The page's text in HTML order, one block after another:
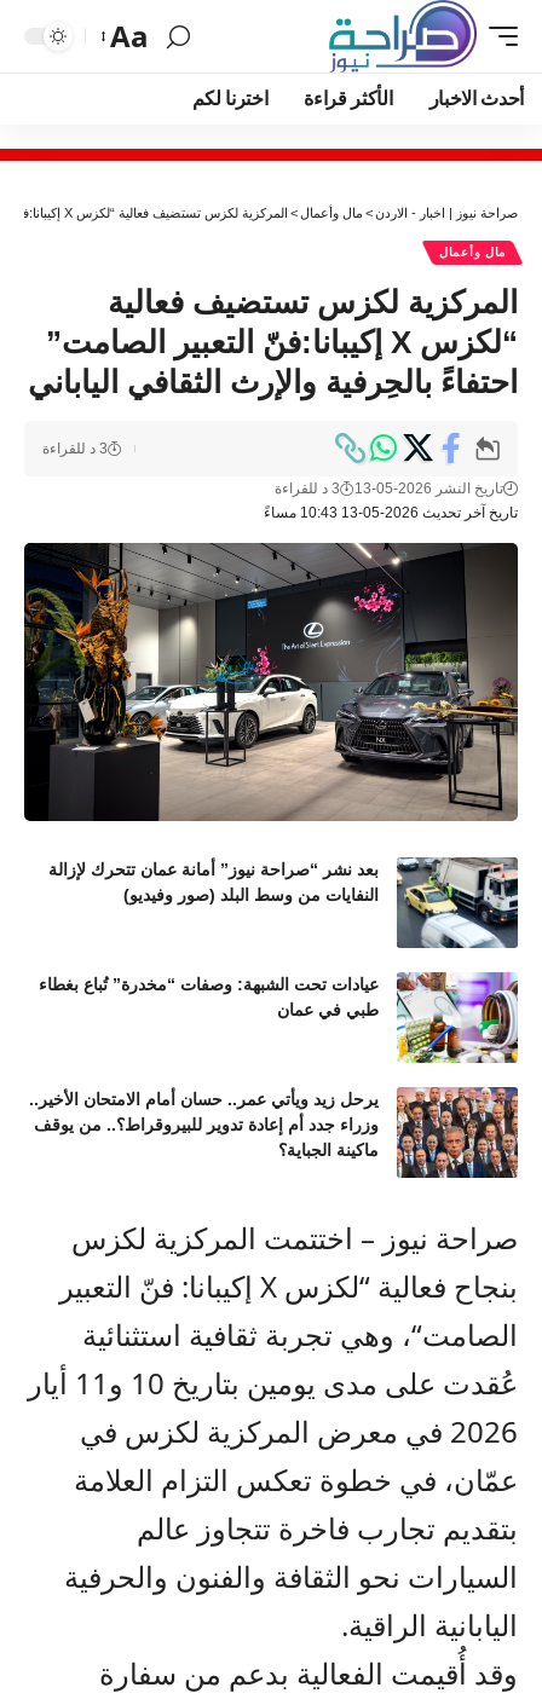
Aa
أحدث الاخبار الأكثر قراءة اخترنا لكم
صراحة نيوز | اخبار - الاردن> مال وأعمال > المركزية لكزس تستضيف فعالية “لكزس X إكيبانا:فنّ التعبير الصامت” احتفاءً بالحِرفية والإرث الثقافي الياباني
مال وأعمال
المركزية لكزس تستضيف فعالية
“لكزس X إكيبانا:فنّ التعبير الصامت”
احتفاءً بالحِرفية والإرث الثقافي الياباني
تاريخ آخر تحديث 2026-05-13 10:43 مساءً
تاريخ النشر 2026-05-13 3 د للقراءة
3 د للقراءة
بعد نشر “صراحة نيوز” أمانة عمان تتحرك لإزالة
النفايات من وسط البلد (صور وفيديو)
عيادات تحت الشبهة: وصفات “مخدرة” تُباع بغطاء
طبي في عمان
يرحل زيد ويأتي عمر.. حسان أمام الامتحان الأخير..
وزراء جدد أم إعادة تدوير للبيروقراط؟.. من يوقف
ماكينة الجباية؟
صراحة نيوز – اختتمت المركزية لكزس
بنجاح فعالية “لكزس X إكيبانا: فن التعبير
الصامت“، وهي تجربة ثقافية استثنائية
عُقدت على مدى يومين بتاريخ
10 و11 أيار
2026 في معرض
المركزية لكزس في
عمّان، في خطوة تعكس التزام العلامة
بتقديم تجارب فاخرة تتجاوز عالم
السيارات نحو الثقافة والفنون والحرفية
اليابانية الراقية.
وقد أُقيمت الفعالية بدعم من سفارة